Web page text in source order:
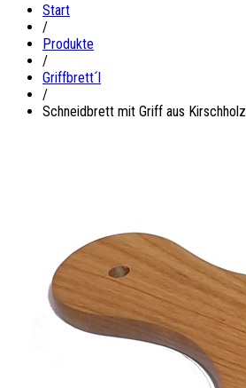
Start
/
Produkte
/
Griffbrett´l
/
Schneidbrett mit Griff aus Kirschholz